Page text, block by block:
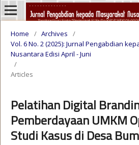
Home / Archives
/
Vol. 6 No. 2 (2025): Jurnal Pengabdian
Nusantara Edisi April - Juni
/
Articles
Pelatihan Digital
Pemberdayaan UMKM
Studi Kasus di Desa